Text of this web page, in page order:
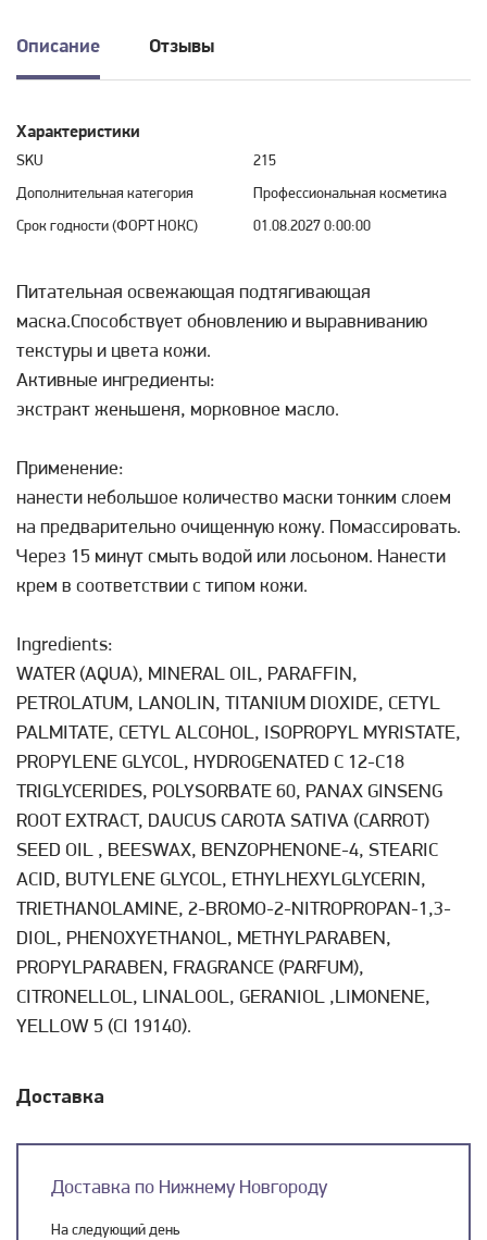
Описание Отзывы
Характеристики
SKU
215
Дополнительная категория
Профессиональная косметика
Срок годности (ФОРТ НОКС)
01.08.2027 0:00:00
Питательная освежающая подтягивающая
маска.Способствует обновлению и выравниванию
текстуры и цвета кожи.
Активные ингредиенты:
экстракт женьшеня, морковное масло.
Применение:
нанести небольшое количество маски тонким слоем
на предварительно очищенную кожу. Помассировать.
Через 15 минут смыть водой или лосьоном. Нанести
крем в соответствии с типом кожи.
Ingredients:
WATER (AQUA), MINERAL OIL, PARAFFIN,
PETROLATUM, LANOLIN, TITANIUM DIOXIDE, CETYL
PALMITATE, CETYL ALCOHOL, ISOPROPYL MYRISTATE,
PROPYLENE GLYCOL, HYDROGENATED C 12-C18
TRIGLYCERIDES, POLYSORBATE 60, PANAX GINSENG
ROOT EXTRACT, DAUCUS CAROTA SATIVA (CARROT)
SEED OIL , BEESWAX, BENZOPHENONE-4, STEARIC
ACID, BUTYLENE GLYCOL, ETHYLHEXYLGLYCERIN,
TRIETHANOLAMINE, 2-BROMO-2-NITROPROPAN-1,3-
DIOL, PHENOXYETHANOL, METHYLPARABEN,
PROPYLPARABEN, FRAGRANCE (PARFUM),
CITRONELLOL, LINALOOL, GERANIOL ,LIMONENE,
YELLOW 5 (CI 19140).
Доставка
Доставка по Нижнему Новгороду
На следующий день